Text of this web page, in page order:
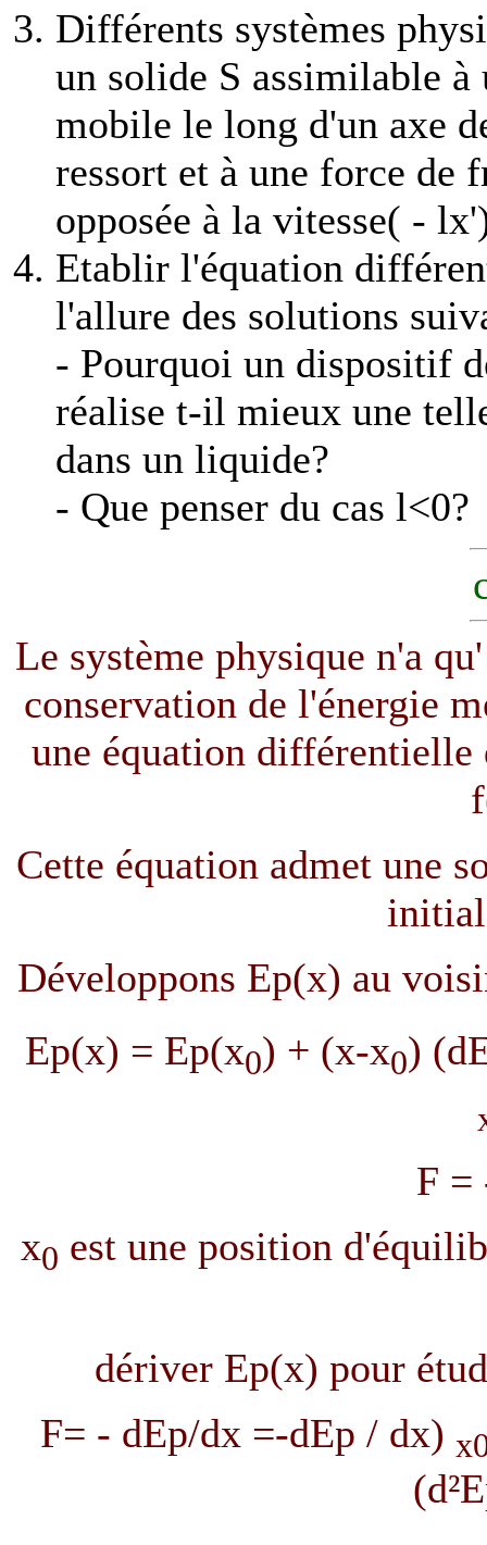
Différents systèmes
un solide S assimilable
mobile le long d'un axe
ressort et à une force de
opposée à la vitesse( - l
Etablir l'équation
l'allure des solutions
- Pourquoi un dispositif
réalise t-il mieux une
dans un liquide?
- Que penser du cas l<0?
Le système physique n'a
conservation de l'énergie
une équation
Cette équation admet une
Développons Ep(x) au
Ep(x) = Ep(x0) + (x-x0)
F =
x0 est une position
dériver Ep(x) pour
F= - dEp/dx =-dEp / dx)